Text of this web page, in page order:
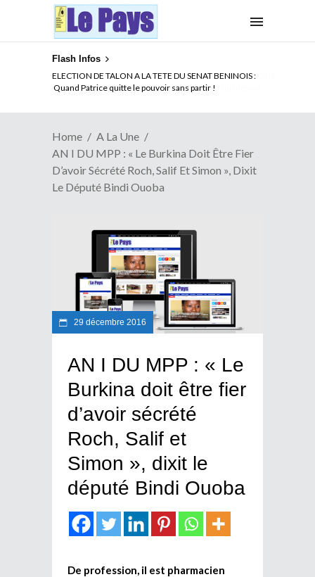
Flash Infos
ELECTION DE TALON A LA TETE DU SENAT BENINOIS :
Quand Patrice quitte le pouvoir sans partir !
Home
A La Une
AN I DU MPP : « Le Burkina Doit Être Fier
D’avoir Sécrété Roch, Salif Et Simon », Dixit
Le Député Bindi Ouoba
29 décembre 2016
AN I DU MPP : « Le
Burkina doit être fier
d’avoir sécrété
Roch, Salif et
Simon », dixit le
député Bindi Ouoba
De profession, il est pharmacien